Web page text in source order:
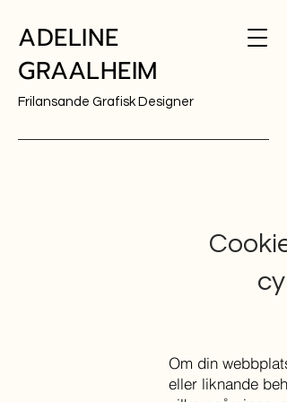
ADELINE
GRAALHEIM
Frilansande Grafisk Designer
cy
Om din
eller liknande